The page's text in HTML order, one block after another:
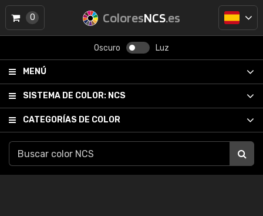
ColoresNCS.es
Oscuro Luz
MENÚ
SISTEMA DE COLOR: NCS
CATEGORÍAS DE COLOR
0